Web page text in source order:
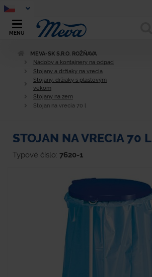
MENU
MEVA-SK S.R.O. ROŽŇAVA
Nádoby a kontajnery na odpad
Stojany a držiaky na vrecia
Stojany, držiaky s plastovým
vekom
Stojany na zem
Stojan na vrecia 70 l
STOJAN NA VRECIA 70 L
Typové číslo: 7620-1